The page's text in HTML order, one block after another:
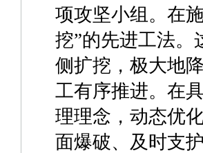
项攻坚小组。在
挖”的先进工法。
侧扩挖，极大地
工有序推进。在
理理念，动态优
面爆破、及时支